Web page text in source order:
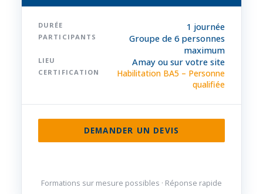
DURÉE 1 journée
PARTICIPANTS
Groupe de 6 personnes
maximum
LIEU Amay ou sur votre site
CERTIFICATION
Habilitation BA5 – Personne
qualifiée
DEMANDER UN DEVIS
Formations sur mesure possibles · Réponse rapide